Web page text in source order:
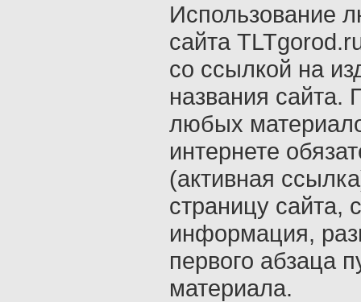
Использование
сайта
со ссылкой на
названия сайта.
любых
интернете
(активная
страницу сайта,
информация,
первого абзаца
материала.